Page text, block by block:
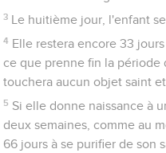
3 Le huitième jour, l'enfant
4 Elle restera encore 33
ce que prenne fin la période
touchera aucun objet saint
5 Si elle donne naissance à
deux semaines, comme au
66 jours à se purifier de son